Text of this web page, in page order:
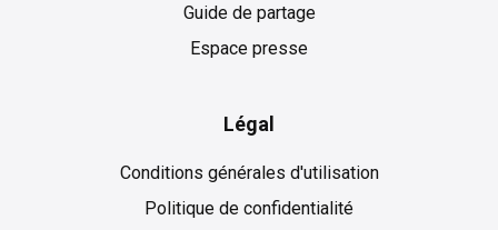
Guide de partage
Espace presse
Légal
Conditions générales d'utilisation
Politique de confidentialité